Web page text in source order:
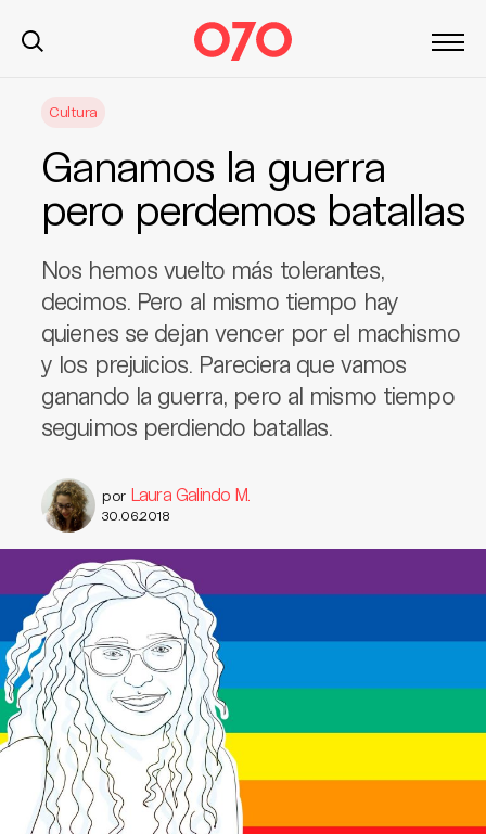
Cultura
Ganamos la guerra
pero perdemos batallas
Nos hemos vuelto más tolerantes,
decimos. Pero al mismo tiempo hay
quienes se dejan vencer por el machismo
y los prejuicios. Pareciera que vamos
ganando la guerra, pero al mismo tiempo
seguimos perdiendo batallas.
por Laura Galindo M.
30.06.2018